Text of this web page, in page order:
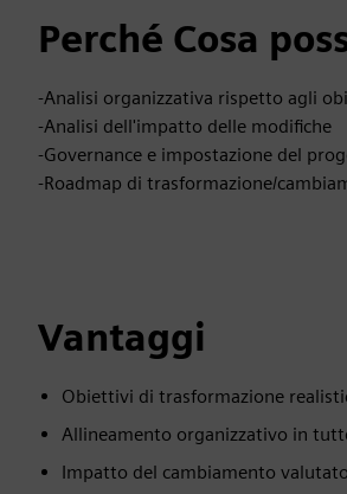
Perché Cosa
-Analisi organizzativa rispetto agli
-Analisi dell'impatto delle modifiche
-Governance e impostazione del
-Roadmap di trasformazione/
Vantaggi
Obiettivi di trasformazione
Allineamento organizzativo in
Impatto del cambiamento